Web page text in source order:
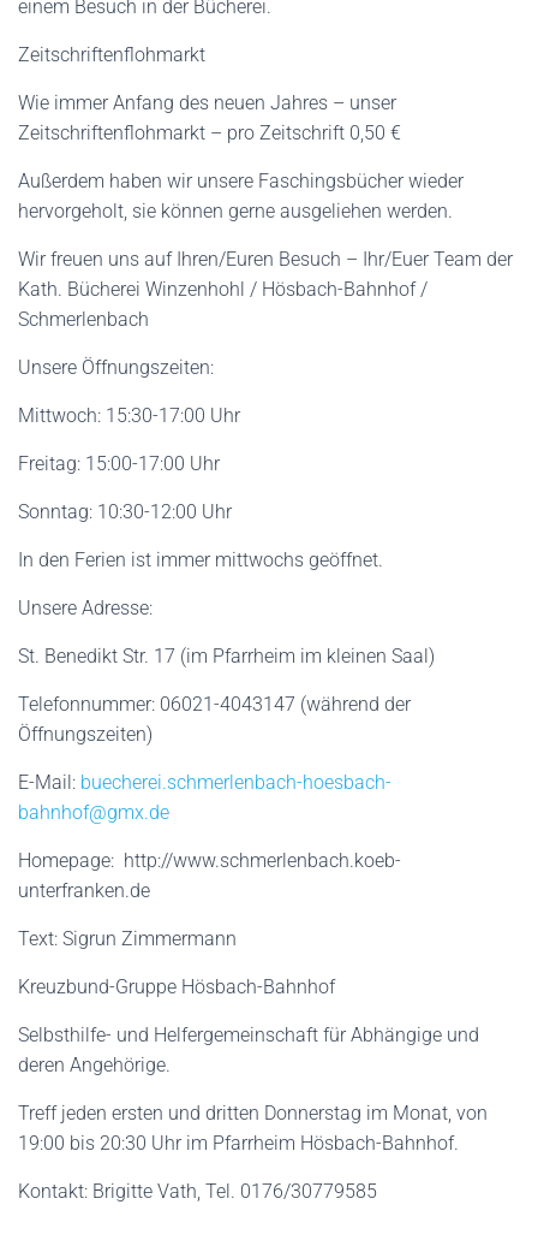
einem Besuch in der Bücherei.
Zeitschriftenflohmarkt
Wie immer Anfang des neuen Jahres – unser
Zeitschriftenflohmarkt – pro Zeitschrift 0,50 €
Außerdem haben wir unsere Faschingsbücher wieder
hervorgeholt, sie können gerne ausgeliehen werden.
Wir freuen uns auf Ihren/Euren Besuch – Ihr/Euer Team der
Kath. Bücherei Winzenhohl / Hösbach-Bahnhof /
Schmerlenbach
Unsere Öffnungszeiten:
Mittwoch: 15:30-17:00 Uhr
Freitag: 15:00-17:00 Uhr
Sonntag: 10:30-12:00 Uhr
In den Ferien ist immer mittwochs geöffnet.
Unsere Adresse:
St. Benedikt Str. 17 (im Pfarrheim im kleinen Saal)
Telefonnummer: 06021-4043147 (während der
Öffnungszeiten)
E-Mail: buecherei.schmerlenbach-hoesbach-
bahnhof@gmx.de
Homepage: http://www.schmerlenbach.koeb-
unterfranken.de
Text: Sigrun Zimmermann
Kreuzbund-Gruppe Hösbach-Bahnhof
Selbsthilfe- und Helfergemeinschaft für Abhängige und
deren Angehörige.
Treff jeden ersten und dritten Donnerstag im Monat, von
19:00 bis 20:30 Uhr im Pfarrheim Hösbach-Bahnhof.
Kontakt: Brigitte Vath, Tel. 0176/30779585